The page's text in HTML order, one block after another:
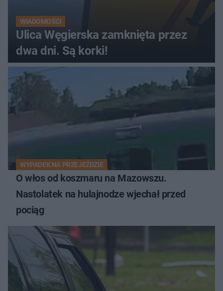
WIADOMOŚCI
Ulica Węgierska zamknięta przez
dwa dni. Są korki!
WYPADEK NA PRZEJEŹDZIE
O włos od koszmaru na Mazowszu.
Nastolatek na hulajnodze wjechał przed
pociąg